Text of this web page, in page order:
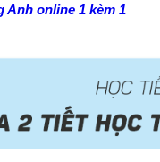
online 1 kèm 1